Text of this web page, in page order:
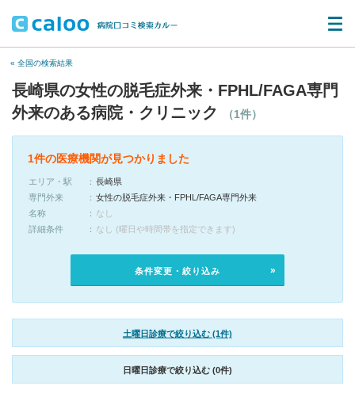
« 全国の検索結果
長崎県の女性の脱毛症外来・FPHL/FAGA専門
外来のある病院・クリニック
（1件）
1件の医療機関が見つかりました
エリア・駅
長崎県
専門外来
女性の脱毛症外来・FPHL/FAGA専門外来
名称
なし
詳細条件
なし (曜日や時間帯を指定できます)
条件変更・絞り込み
土曜日診療で絞り込む (1件)
日曜日診療で絞り込む (0件)